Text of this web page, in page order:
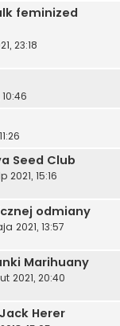
feminized
23:18
Seed Club
2021, 15:16
odmiany
2021, 13:57
Marihuany
2021, 20:40
Herer